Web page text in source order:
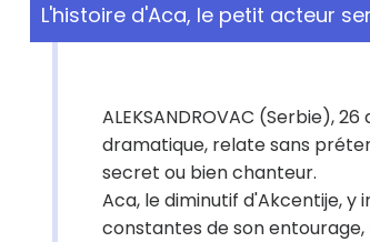
L'histoire d'Aca, le petit acteur
ALEKSANDROVAC (Serbie),
dramatique, relate sans
secret ou bien chanteur.
Aca, le diminutif d'Akcentije,
constantes de son